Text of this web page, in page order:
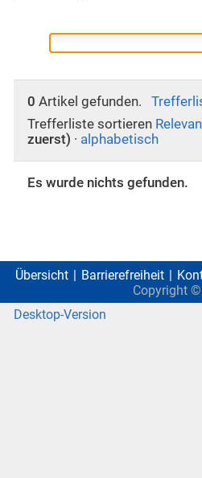
0 Artikel gefunden.
Trefferliste sortieren
zuerst) · alphabetisch
Es wurde nichts gefunden.
Übersicht Barrierefreiheit
Copyright ©
Desktop-Version